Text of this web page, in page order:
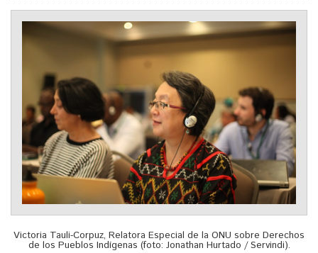
Victoria Tauli-Corpuz, Relatora Especial de la ONU sobre Derechos
de los Pueblos Indígenas (foto: Jonathan Hurtado / Servindi).